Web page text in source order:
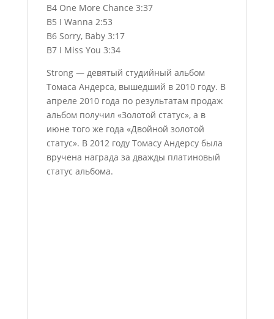
B4 One More Chance 3:37
B5 I Wanna 2:53
B6 Sorry, Baby 3:17
B7 I Miss You 3:34
Strong — девятый студийный альбом
Томаса Андерса, вышедший в 2010 году. В
апреле 2010 года по результатам продаж
альбом получил «Золотой статус», а в
июне того же года «Двойной золотой
статус». В 2012 году Томасу Андерсу была
вручена награда за дважды платиновый
статус альбома.